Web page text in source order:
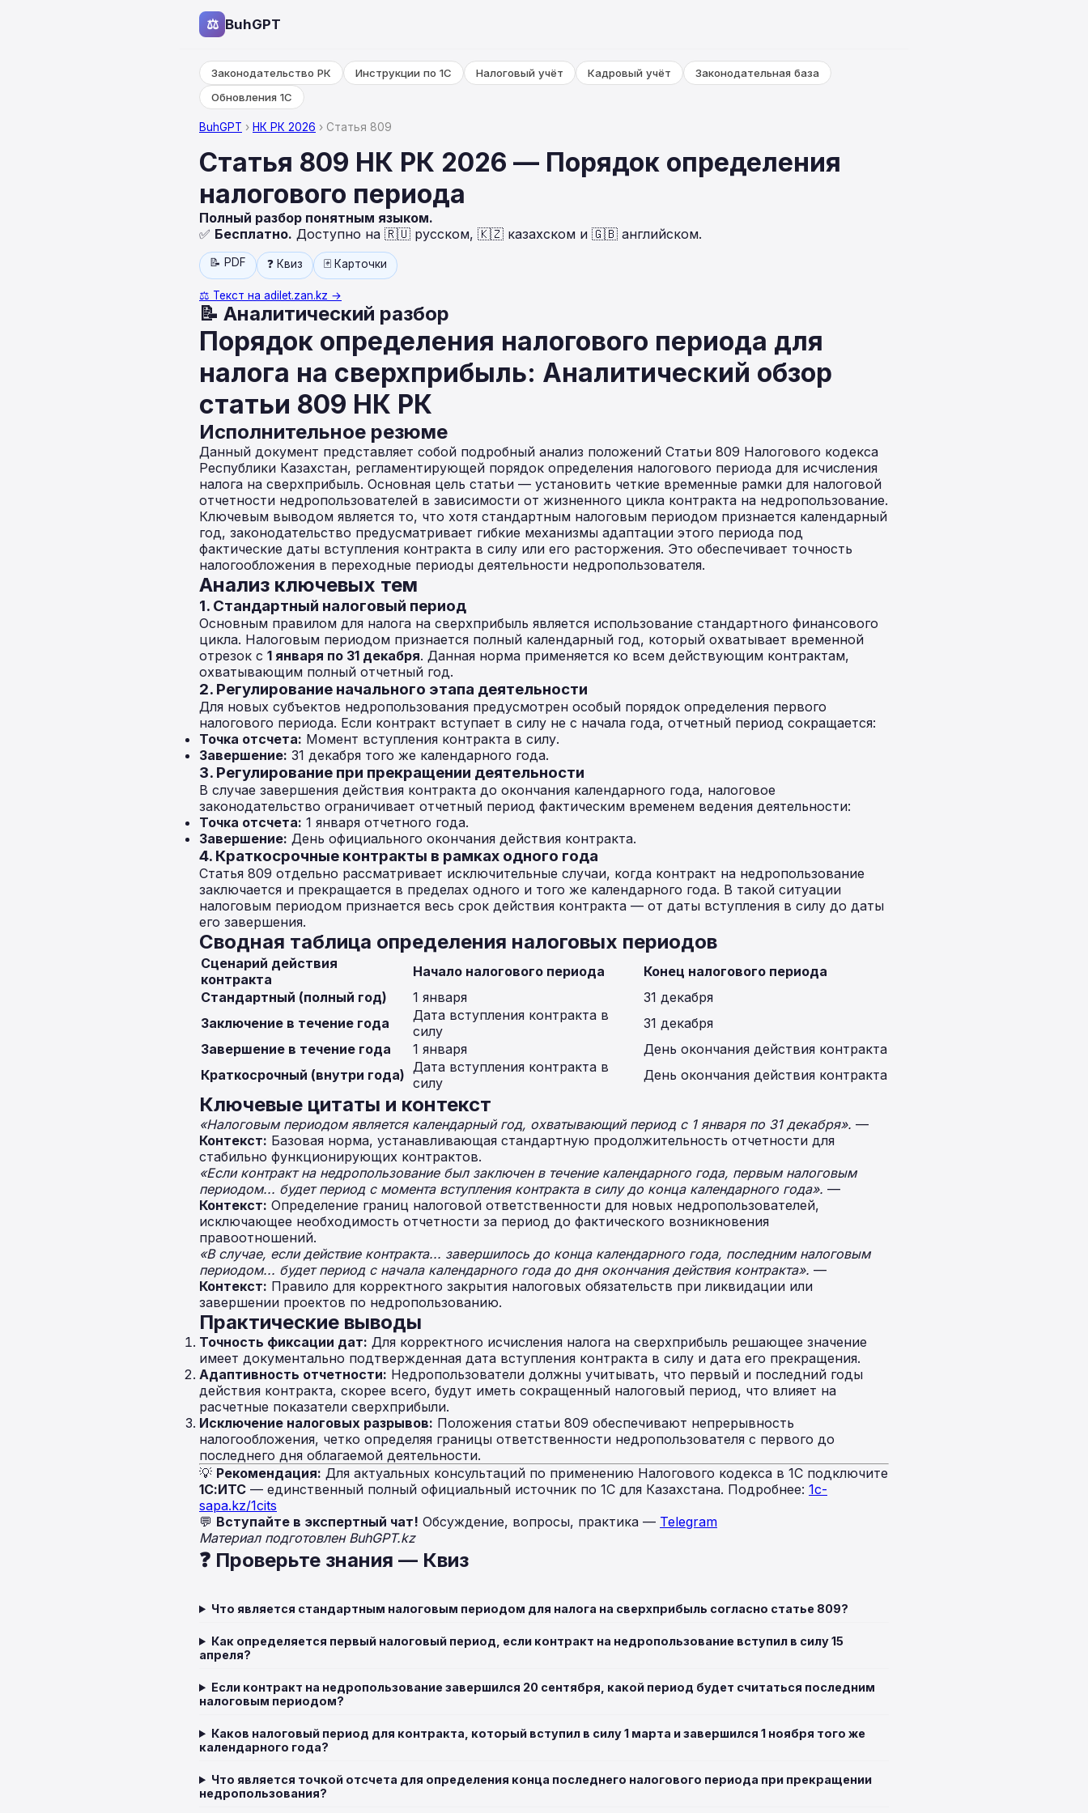
⚖ BuhGPT
Законодательство РК Инструкции по 1С Налоговый учёт Кадровый учёт
Законодательная база
Обновления 1С
BuhGPT › НК РК 2026 › Статья 809
Статья 809 НК РК 2026 — Порядок определения
налогового периода
Полный разбор понятным языком.
✅ Бесплатно. Доступно на 🇷🇺 русском, 🇰🇿 казахском и 🇬🇧 английском.
📝 PDF ❓ Квиз 🃏 Карточки
⚖️ Текст на adilet.zan.kz →
📝 Аналитический разбор
Порядок определения налогового периода для
налога на сверхприбыль: Аналитический обзор
статьи 809 НК РК
Исполнительное резюме
Данный документ представляет собой подробный анализ положений Статьи 809 Налогового кодекса
Республики Казахстан, регламентирующей порядок определения налогового периода для исчисления
налога на сверхприбыль. Основная цель статьи — установить четкие временные рамки для налоговой
отчетности недропользователей в зависимости от жизненного цикла контракта на недропользование.
Ключевым выводом является то, что хотя стандартным налоговым периодом признается календарный
год, законодательство предусматривает гибкие механизмы адаптации этого периода под
фактические даты вступления контракта в силу или его расторжения. Это обеспечивает точность
налогообложения в переходные периоды деятельности недропользователя.
Анализ ключевых тем
1. Стандартный налоговый период
Основным правилом для налога на сверхприбыль является использование стандартного финансового
цикла. Налоговым периодом признается полный календарный год, который охватывает временной
отрезок с 1 января по 31 декабря. Данная норма применяется ко всем действующим контрактам,
охватывающим полный отчетный год.
2. Регулирование начального этапа деятельности
Для новых субъектов недропользования предусмотрен особый порядок определения первого
налогового периода. Если контракт вступает в силу не с начала года, отчетный период сокращается:
Точка отсчета: Момент вступления контракта в силу.
Завершение: 31 декабря того же календарного года.
3. Регулирование при прекращении деятельности
В случае завершения действия контракта до окончания календарного года, налоговое
законодательство ограничивает отчетный период фактическим временем ведения деятельности:
Точка отсчета: 1 января отчетного года.
Завершение: День официального окончания действия контракта.
4. Краткосрочные контракты в рамках одного года
Статья 809 отдельно рассматривает исключительные случаи, когда контракт на недропользование
заключается и прекращается в пределах одного и того же календарного года. В такой ситуации
налоговым периодом признается весь срок действия контракта — от даты вступления в силу до даты
его завершения.
Сводная таблица определения налоговых периодов
Сценарий действия
контракта
Начало налогового периода
Конец налогового периода
Стандартный (полный год)
1 января
31 декабря
Заключение в течение года
Дата вступления контракта в
силу
31 декабря
Завершение в течение года
1 января
День окончания действия контракта
Краткосрочный (внутри года) Дата вступления контракта в
силу
День окончания действия контракта
Ключевые цитаты и контекст
«Налоговым периодом является календарный год, охватывающий период с 1 января по 31 декабря». —
Контекст: Базовая норма, устанавливающая стандартную продолжительность отчетности для
стабильно функционирующих контрактов.
«Если контракт на недропользование был заключен в течение календарного года, первым налоговым
периодом... будет период с момента вступления контракта в силу до конца календарного года». —
Контекст: Определение границ налоговой ответственности для новых недропользователей,
исключающее необходимость отчетности за период до фактического возникновения
правоотношений.
«В случае, если действие контракта... завершилось до конца календарного года, последним налоговым
периодом... будет период с начала календарного года до дня окончания действия контракта». —
Контекст: Правило для корректного закрытия налоговых обязательств при ликвидации или
завершении проектов по недропользованию.
Практические выводы
Точность фиксации дат: Для корректного исчисления налога на сверхприбыль решающее значение
имеет документально подтвержденная дата вступления контракта в силу и дата его прекращения.
Адаптивность отчетности: Недропользователи должны учитывать, что первый и последний годы
действия контракта, скорее всего, будут иметь сокращенный налоговый период, что влияет на
расчетные показатели сверхприбыли.
Исключение налоговых разрывов: Положения статьи 809 обеспечивают непрерывность
налогообложения, четко определяя границы ответственности недропользователя с первого до
последнего дня облагаемой деятельности.
💡 Рекомендация: Для актуальных консультаций по применению Налогового кодекса в 1С подключите
1С:ИТС — единственный полный официальный источник по 1С для Казахстана. Подробнее: 1c-
sapa.kz/1cits
💬 Вступайте в экспертный чат! Обсуждение, вопросы, практика — Telegram
Материал подготовлен BuhGPT.kz
❓ Проверьте знания — Квиз
Что является стандартным налоговым периодом для налога на сверхприбыль согласно статье 809?
Как определяется первый налоговый период, если контракт на недропользование вступил в силу 15
апреля?
Если контракт на недропользование завершился 20 сентября, какой период будет считаться последним
налоговым периодом?
Каков налоговый период для контракта, который вступил в силу 1 марта и завершился 1 ноября того же
календарного года?
Что является точкой отсчета для определения конца последнего налогового периода при прекращении
недропользования?